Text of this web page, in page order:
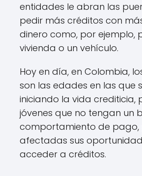
entidades le abran las
pedir más créditos con
dinero como, por ejemplo,
vivienda o un vehículo.
Hoy en día, en Colombia,
son las edades en las que
iniciando la vida crediticia,
jóvenes que no tengan un
comportamiento de pago,
afectadas sus
acceder a créditos.